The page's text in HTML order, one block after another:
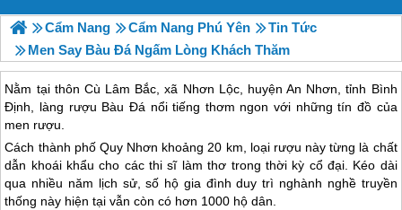
Cẩm Nang Cẩm Nang Phú Yên
Tin Tức
Men Say Bàu Đá Ngấm Lòng Khách Thăm
Nằm tại thôn Cù Lâm Bắc, xã Nhơn Lộc, huyện An Nhơn, tỉnh Bình
Định, làng rượu Bàu Đá nổi tiếng thơm ngon với những tín đồ của
men rượu.
Cách thành phố Quy Nhơn khoảng 20 km, loại rượu này từng là chất
dẫn khoái khẩu cho các thi sĩ làm thơ trong thời kỳ cổ đại. Kéo dài
qua nhiều năm lịch sử, số hộ gia đình duy trì nghành nghề truyền
thống này hiện tại vẫn còn có hơn 1000 hộ dân.